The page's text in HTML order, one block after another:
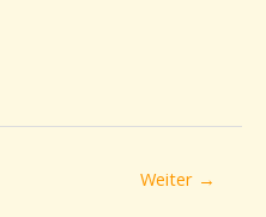
Weiter →